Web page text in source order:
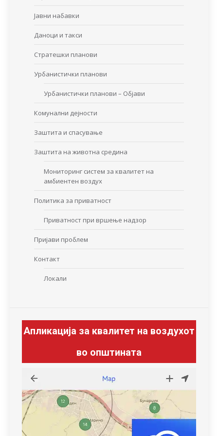
Јавни набавки
Даноци и такси
Стратешки планови
Урбанистички планови
Урбанистички планови – Објави
Комунални дејности
Заштита и спасување
Заштита на животна средина
Мониторинг систем за квалитет на
амбиентен воздух
Политика за приватност
Приватност при вршење надзор
Пријави проблем
Контакт
Локали
Апликација за квалитет на воздухот
во општината